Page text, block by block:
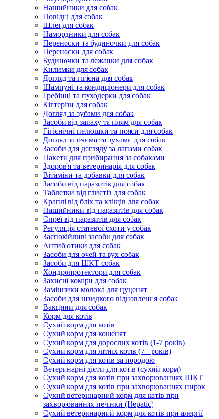
Нашийники для собак
Повідці для собак
Шлеї для собак
Намордники для собак
Переноски та будиночки для собак
Переноски для собак
Будиночки та лежанки для собак
Килимки для собак
Догляд та гігієна для собак
Шампуні та кондиціонери для собак
Гребінці та пуходерки для собак
Кігтерізи для собак
Догляд за зубами для собак
Засоби від запаху та плям для собак
Гігієнічні пелюшки та пояси для собак
Догляд за очима та вухами для собак
Засоби для догляду за лапами собак
Пакети для прибирання за собаками
Здоров'я та ветеринарія для собак
Вітаміни та добавки для собак
Засоби від паразитів для собак
Таблетки від глистів для собак
Краплі від бліх та кліщів для собак
Нашийники від паразитів для собак
Спреї від паразитів для собак
Регуляція статевої охоти у собак
Заспокійливі засоби для собак
Антибіотики для собак
Засоби для очей та вух собак
Засоби для ШКТ собак
Хондропротектори для собак
Захисні коміри для собак
Замінники молока для цуценят
Засоби для швидкого відновлення собак
Вакцини для собак
Корм для котів
Сухий корм для котів
Сухий корм для кошенят
Сухий корм для дорослих котів (1-7 років)
Сухий корм для літніх котів (7+ років)
Сухий корм для котів за породою
Ветеринарні дієти для котів (сухий корм)
Сухий корм для котів при захворюваннях ШКТ
Сухий корм для котів при захворюваннях нирок
Сухий ветеринарний корм для котів при
захворюваннях печінки (Hepatic)
Сухий ветеринарний корм для котів при алергії